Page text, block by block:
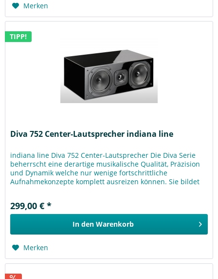
Merken
TIPP!
Diva 752 Center-Lautsprecher indiana line
indiana line Diva 752 Center-Lautsprecher Die Diva Serie
beherrscht eine derartige musikalische Qualität, Präzision
und Dynamik welche nur wenige fortschrittliche
Aufnahmekonzepte komplett ausreizen können. Sie bildet
299,00 € *
In den Warenkorb
Merken